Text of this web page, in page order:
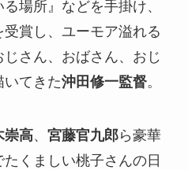
場所』などを手掛け、
賞し、ユーモア溢れる
さん、おばさん、おじ
いてきた沖田修一監督。
崇高、 宮藤官九郎ら豪華
くましい桃子さんの日